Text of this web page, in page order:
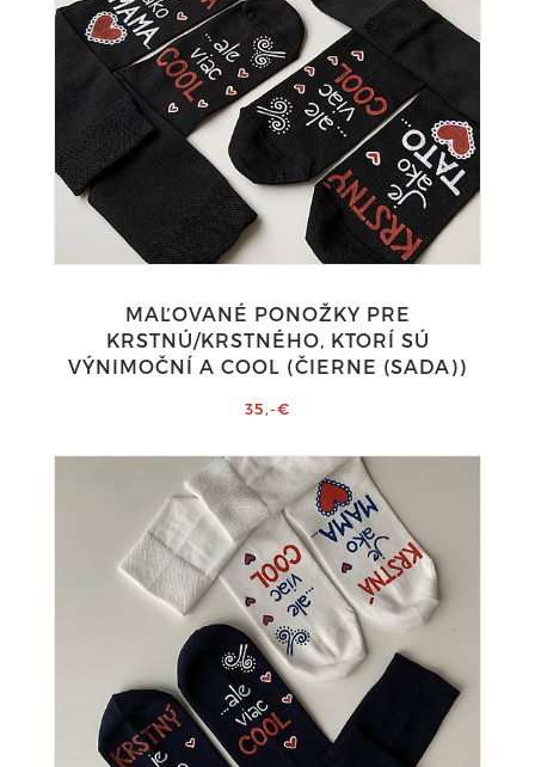
MAĽOVANÉ PONOŽKY PRE
KRSTNÚ/KRSTNÉHO, KTORÍ SÚ
VÝNIMOČNÍ A COOL (ČIERNE (SADA))
35,-€